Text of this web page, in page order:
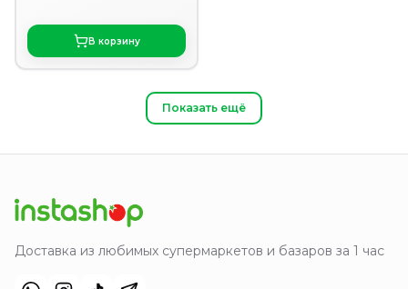
В корзину
Показать ещё
Доставка из любимых супермаркетов и базаров за 1 час